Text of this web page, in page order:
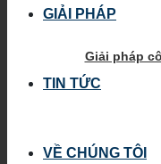
GIẢI PHÁP
Giải pháp
TIN TỨC
VỀ CHÚNG TÔI